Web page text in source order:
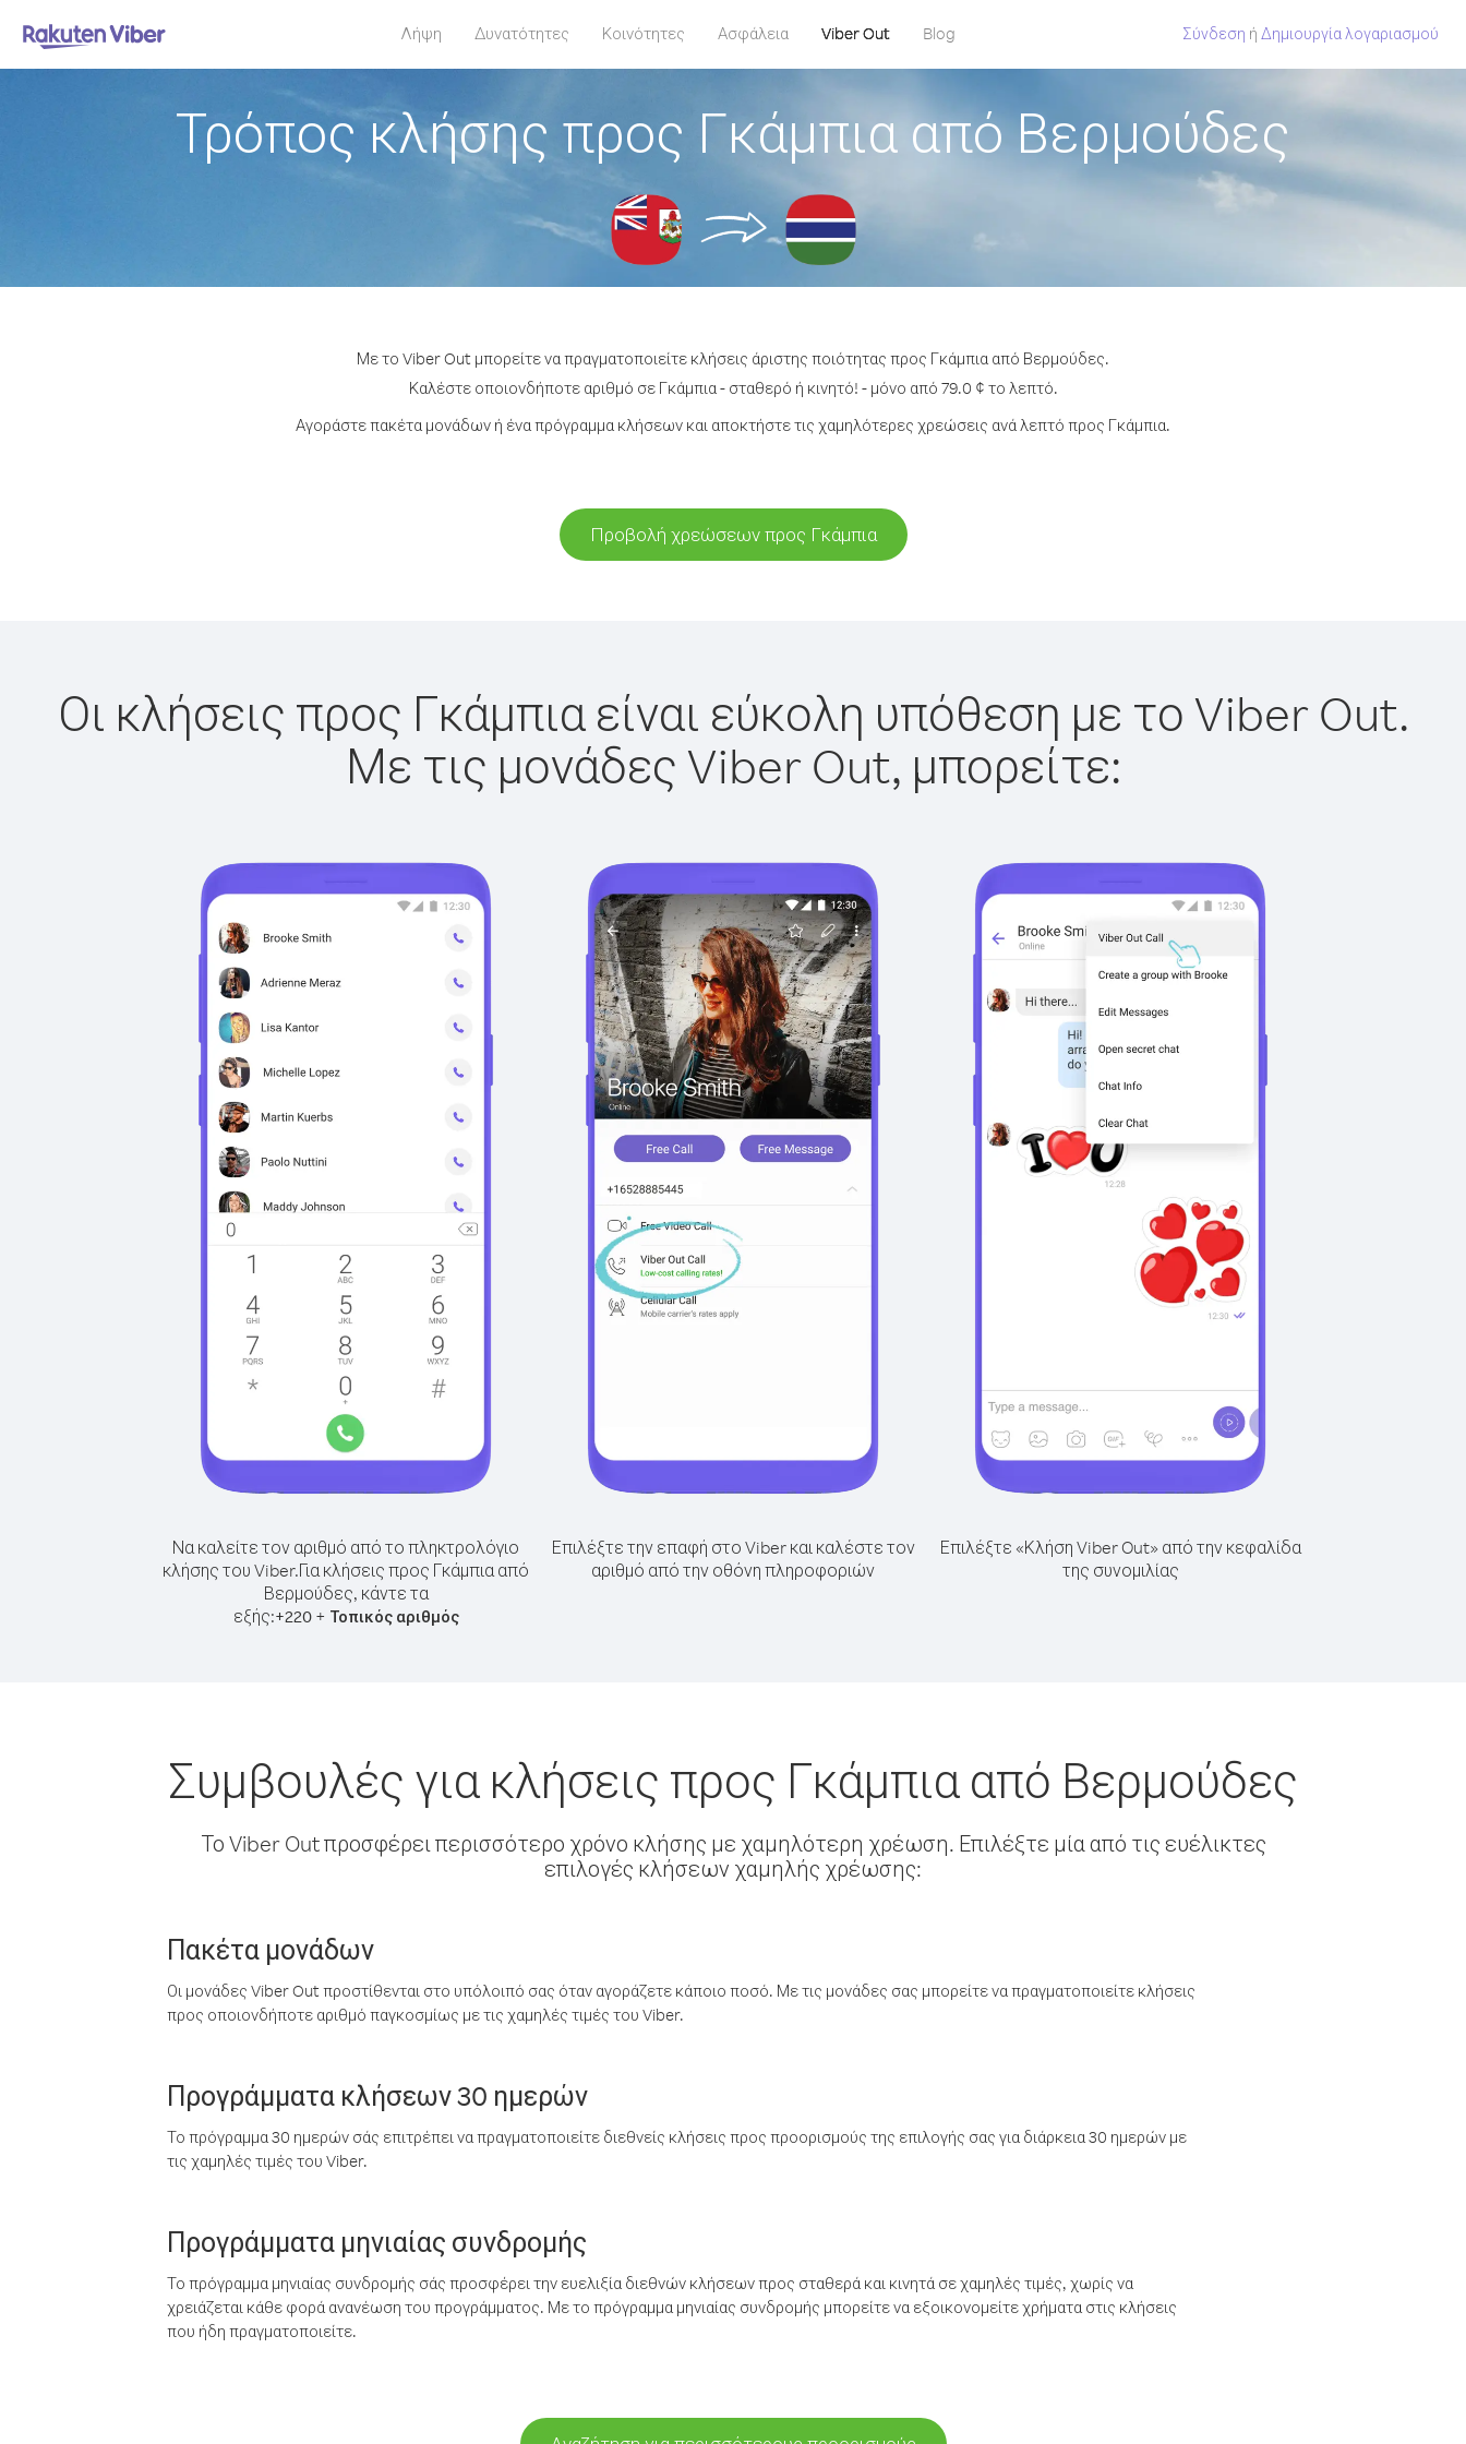
Λήψη Δυνατότητες Κοινότητες Ασφάλεια Viber Out Blog Σύνδεση ή Δημιουργία λογαριασμού
Τρόπος κλήσης προς Γκάμπια από Βερμούδες
Με το Viber Out μπορείτε να πραγματοποιείτε κλήσεις άριστης ποιότητας προς Γκάμπια από Βερμούδες.
Καλέστε οποιονδήποτε αριθμό σε Γκάμπια - σταθερό ή κινητό! - μόνο από 79.0 ¢ το λεπτό.
Αγοράστε πακέτα μονάδων ή ένα πρόγραμμα κλήσεων και αποκτήστε τις χαμηλότερες χρεώσεις ανά λεπτό προς Γκάμπια.
Προβολή χρεώσεων προς Γκάμπια
Οι κλήσεις προς Γκάμπια είναι εύκολη υπόθεση με το Viber Out.
Με τις μονάδες Viber Out, μπορείτε:
Να καλείτε τον αριθμό από το πληκτρολόγιο
κλήσης του Viber.Για κλήσεις προς Γκάμπια από
Βερμούδες, κάντε τα
εξής:+220+ Τοπικός αριθμός
Επιλέξτε την επαφή στο Viber και καλέστε τον
αριθμό από την οθόνη πληροφοριών
Επιλέξτε «Κλήση Viber Out» από την κεφαλίδα
της συνομιλίας
Συμβουλές για κλήσεις προς Γκάμπια από Βερμούδες
Το Viber Out προσφέρει περισσότερο χρόνο κλήσης με χαμηλότερη χρέωση. Επιλέξτε μία από τις ευέλικτες
επιλογές κλήσεων χαμηλής χρέωσης:
Πακέτα μονάδων
Οι μονάδες Viber Out προστίθενται στο υπόλοιπό σας όταν αγοράζετε κάποιο ποσό. Με τις μονάδες σας μπορείτε να πραγματοποιείτε κλήσεις
προς οποιονδήποτε αριθμό παγκοσμίως με τις χαμηλές τιμές του Viber.
Προγράμματα κλήσεων 30 ημερών
Το πρόγραμμα 30 ημερών σάς επιτρέπει να πραγματοποιείτε διεθνείς κλήσεις προς προορισμούς της επιλογής σας για διάρκεια 30 ημερών με
τις χαμηλές τιμές του Viber.
Προγράμματα μηνιαίας συνδρομής
Το πρόγραμμα μηνιαίας συνδρομής σάς προσφέρει την ευελιξία διεθνών κλήσεων προς σταθερά και κινητά σε χαμηλές τιμές, χωρίς να
χρειάζεται κάθε φορά ανανέωση του προγράμματος. Με το πρόγραμμα μηνιαίας συνδρομής μπορείτε να εξοικονομείτε χρήματα στις κλήσεις
που ήδη πραγματοποιείτε.